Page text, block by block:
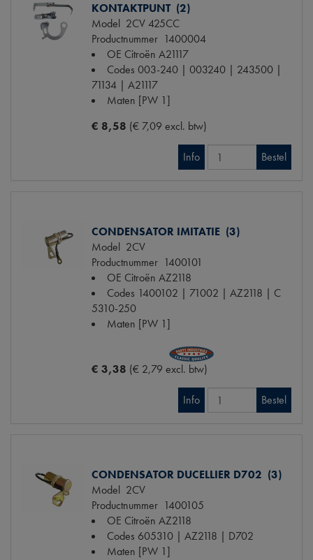
KONTAKTPUNT (2)
Model 2CV 425CC
Productnummer 1400004
OE Citroën A21117
Codes 003-240 | 003240 | 243500 |
71134 | A21117
Maten [PW 1]
€ 8,58 (€ 7,09 excl. btw)
Info Bestel
CONDENSATOR IMITATIE (3)
Model 2CV
Productnummer 1400101
OE Citroën AZ2118
Codes 1400102 | 71002 | AZ2118 | C
5310-250
Maten [PW 1]
€ 3,38 (€ 2,79 excl. btw)
Info Bestel
CONDENSATOR DUCELLIER D702 (3)
Model 2CV
Productnummer 1400105
OE Citroën AZ2118
Codes 605310 | AZ2118 | D702
Maten [PW 1]